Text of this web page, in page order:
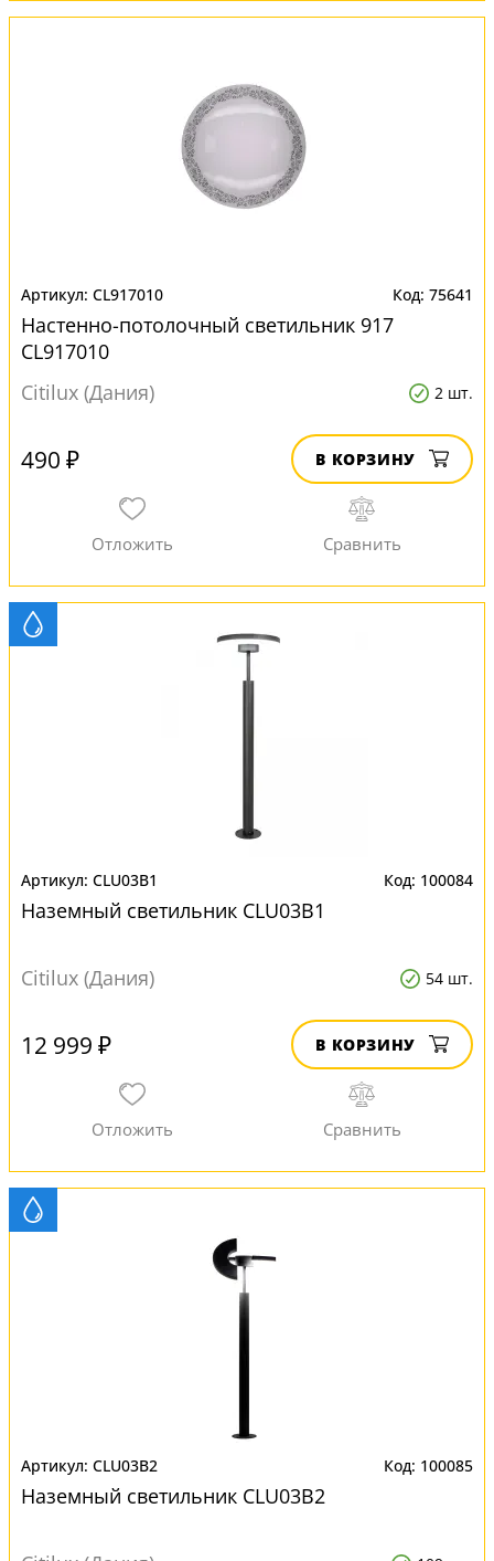
CL917010 75641
Настенно-потолочный светильник 917
CL917010
Citilux (Дания)
2 шт.
490 ₽ В КОРЗИНУ
CLU03B1 100084
Наземный светильник CLU03B1
Citilux (Дания) 54 шт.
12 999 ₽ В КОРЗИНУ
CLU03B2 100085
Наземный светильник CLU03B2